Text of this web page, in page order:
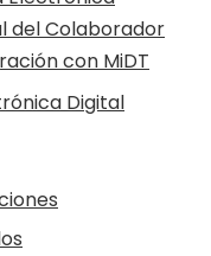
del Colaborador
con MiDT
Digital